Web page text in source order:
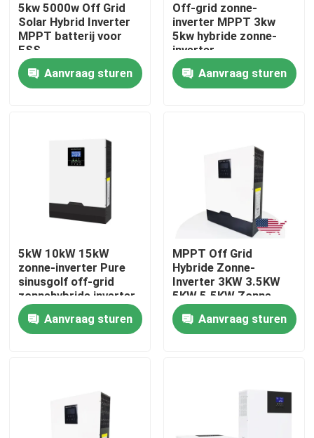
Thuis
Producten
Over ons
Fabrieksreis
Kwaliteitscontrole
Contacteer ons
Lithium Ionenlifepo4 Batterij
5kw 5000w Off Grid
Solar Hybrid Inverter
MPPT batterij voor
ESS
Aanvraag sturen
Off-grid zonne-
inverter MPPT 3kw
5kw hybride zonne-
inverter
Aanvraag sturen
5kW 10kW 15kW
zonne-inverter Pure
sinusgolf off-grid
zonnehybride inverter
3 fase
Aanvraag sturen
MPPT Off Grid
Hybride Zonne-
Inverter 3KW 3.5KW
5KW 5.5KW Zonne-
Inverter
Aanvraag sturen